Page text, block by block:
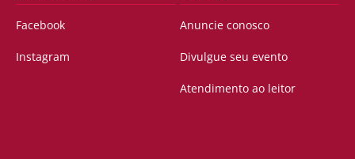
Facebook
Instagram
Anuncie conosco
Divulgue seu evento
Atendimento ao leitor